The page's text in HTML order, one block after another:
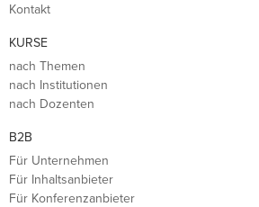
Kontakt
KURSE
nach Themen
nach Institutionen
nach Dozenten
B2B
Für Unternehmen
Für Inhaltsanbieter
Für Konferenzanbieter